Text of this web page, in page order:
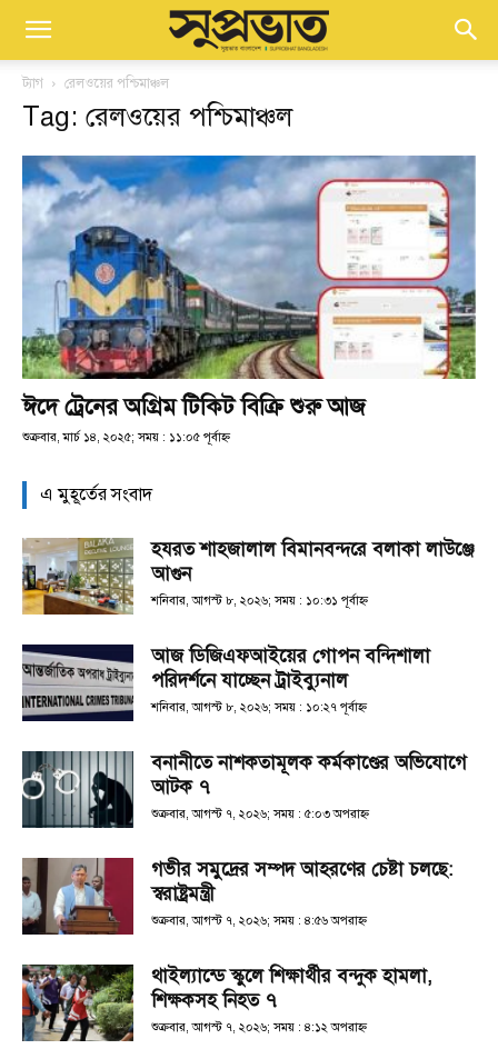
ট্যাগ রেলওয়ের পশ্চিমাঞ্চল
Tag: রেলওয়ের পশ্চিমাঞ্চল
ঈদে ট্রেনের অগ্রিম টিকিট বিক্রি শুরু আজ
শুক্রবার, মার্চ ১৪, ২০২৫; সময় : ১১:০৫ পূর্বাহ্ণ
এ মুহূর্তের সংবাদ
হযরত শাহজালাল বিমানবন্দরে বলাকা লাউঞ্জে
আগুন
শনিবার, আগস্ট ৮, ২০২৬; সময় : ১০:৩১ পূর্বাহ্ণ
আজ ডিজিএফআইয়ের গোপন বন্দিশালা
পরিদর্শনে যাচ্ছেন ট্রাইব্যুনাল
শনিবার, আগস্ট ৮, ২০২৬; সময় : ১০:২৭ পূর্বাহ্ণ
বনানীতে নাশকতামূলক কর্মকাণ্ডের অভিযোগে
আটক ৭
শুক্রবার, আগস্ট ৭, ২০২৬; সময় : ৫:০৩ অপরাহ্ণ
গভীর সমুদ্রের সম্পদ আহরণের চেষ্টা চলছে:
স্বরাষ্ট্রমন্ত্রী
শুক্রবার, আগস্ট ৭, ২০২৬; সময় : ৪:৫৬ অপরাহ্ণ
থাইল্যান্ডে স্কুলে শিক্ষার্থীর বন্দুক হামলা,
শিক্ষকসহ নিহত ৭
শুক্রবার, আগস্ট ৭, ২০২৬; সময় : ৪:১২ অপরাহ্ণ